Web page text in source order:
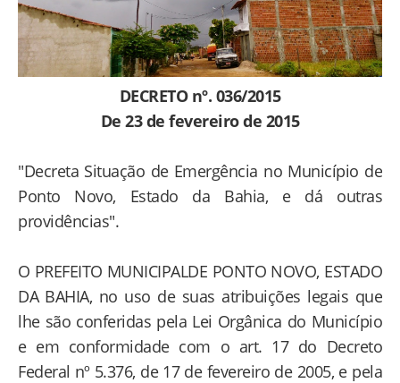
DECRETO nº. 036/2015
De 23 de fevereiro de 2015
"Decreta Situação de Emergência no Município de
Ponto Novo, Estado da Bahia, e dá outras
providências".
O PREFEITO MUNICIPALDE PONTO NOVO, ESTADO
DA BAHIA, no uso de suas atribuições legais que
lhe são conferidas pela Lei Orgânica do Município
e em conformidade com o art. 17 do Decreto
Federal nº 5.376, de 17 de fevereiro de 2005, e pela